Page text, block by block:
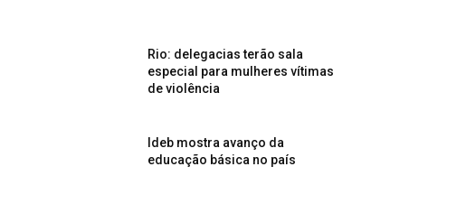
Rio: delegacias terão sala
especial para mulheres vítimas
de violência
Ideb mostra avanço da
educação básica no país